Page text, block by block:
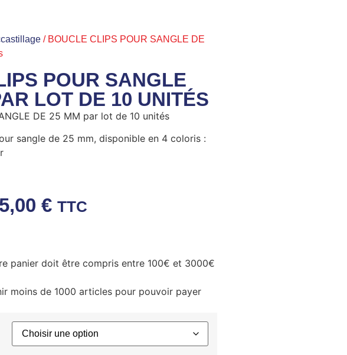
/ BOUCLE CLIPS POUR SANGLE DE
POUR SANGLE
LOT DE 10 UNITÉS
DE 25 MM par lot de 10 unités
sangle de 25 mm, disponible en 4 coloris :
€ TTC
panier doit être compris entre 100€ et 3000€
moins de 1000 articles pour pouvoir payer